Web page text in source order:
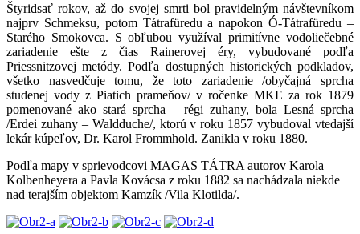
Štyridsať rokov, až do svojej smrti bol pravidelným návštevníkom
najprv Schmeksu, potom Tátrafüredu a napokon Ó-Tátrafüredu –
Starého Smokovca. S obľubou využíval primitívne vodoliečebné
zariadenie ešte z čias Rainerovej éry, vybudované podľa
Priessnitzovej metódy. Podľa dostupných historických podkladov,
všetko nasvedčuje tomu, že toto zariadenie /obyčajná sprcha
studenej vody z Piatich prameňov/ v ročenke MKE za rok 1879
pomenované ako stará sprcha – régi zuhany, bola Lesná sprcha
/Erdei zuhany – Waldduche/, ktorú v roku 1857 vybudoval vtedajší
lekár kúpeľov, Dr. Karol Frommhold. Zanikla v roku 1880.
Podľa mapy v sprievodcovi MAGAS TÁTRA autorov Karola
Kolbenheyera a Pavla Kovácsa z roku 1882 sa nachádzala niekde
nad terajším objektom Kamzík /Vila Klotilda/.